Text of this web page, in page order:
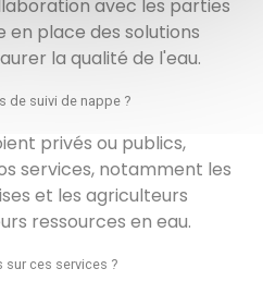
avec les parties
place des solutions
la qualité de l'eau.
de suivi de nappe ?
privés ou publics,
services, notamment les
et les agriculteurs
ressources en eau.
sur ces services ?